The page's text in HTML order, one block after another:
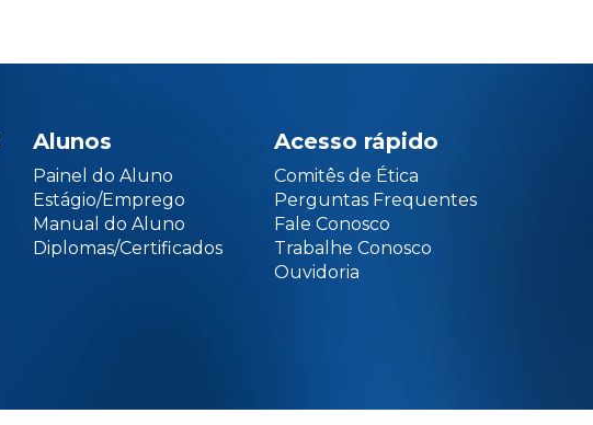
Alunos
Painel do Aluno
Estágio/Emprego
Manual do Aluno
Diplomas/Certificados
Acesso rápido
Comitês de Ética
Perguntas Frequentes
Fale Conosco
Trabalhe Conosco
Ouvidoria